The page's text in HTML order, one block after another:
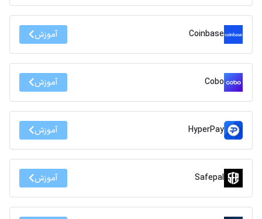
Coinbase آموزش
Cobo آموزش
HyperPay آموزش
Safepal آموزش